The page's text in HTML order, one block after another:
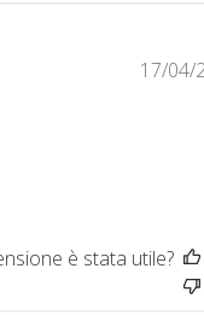
di Titolo del
17/04/
è stata utile?